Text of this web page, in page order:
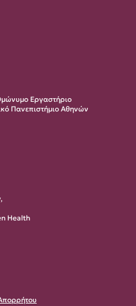
Εργαστήριο
Πανεπιστήμιο Αθηνών
Health